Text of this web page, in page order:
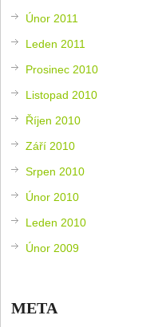
Únor 2011
Leden 2011
Prosinec 2010
Listopad 2010
Říjen 2010
Září 2010
Srpen 2010
Únor 2010
Leden 2010
Únor 2009
META